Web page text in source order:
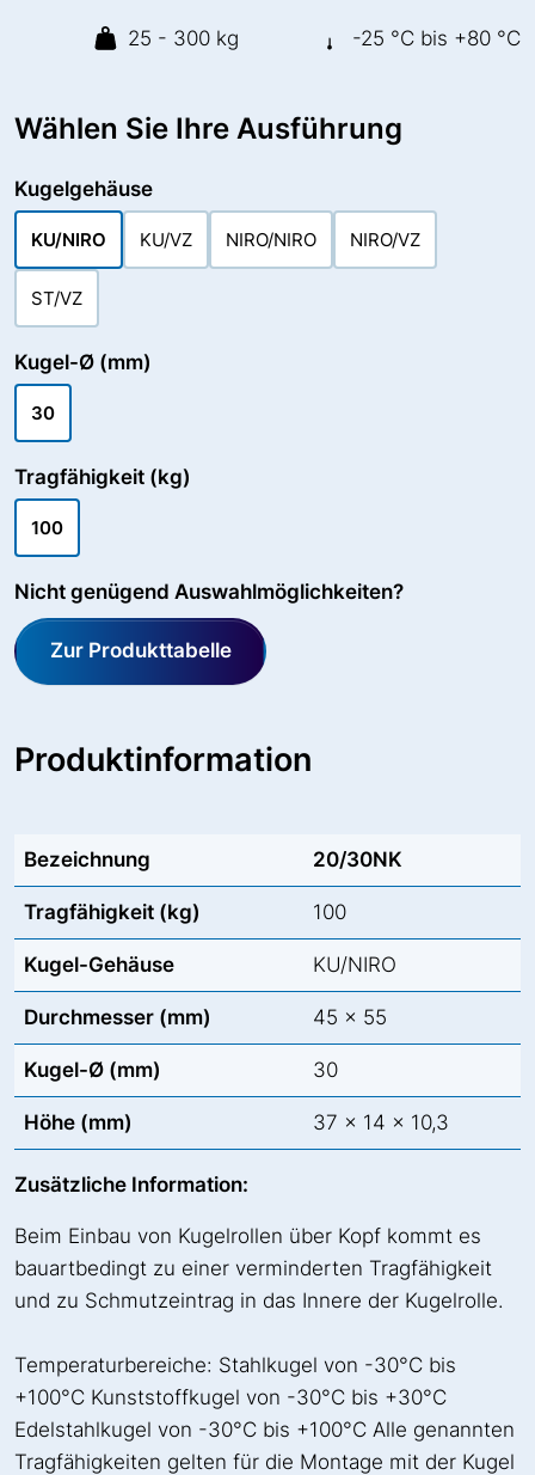
25 - 300 kg -25 °C bis +80 °C
Wählen Sie Ihre Ausführung
Kugelgehäuse
KU/NIRO KU/VZ NIRO/NIRO NIRO/VZ
ST/VZ
Kugel-Ø (mm)
30
Tragfähigkeit (kg)
100
Nicht genügend Auswahlmöglichkeiten?
Zur Produkttabelle
Produktinformation
Bezeichnung 20/30NK
Tragfähigkeit (kg) 100
Kugel-Gehäuse KU/NIRO
Durchmesser (mm) 45 x 55
Kugel-Ø (mm) 30
Höhe (mm) 37 x 14 x 10,3
Zusätzliche Information:
Beim Einbau von Kugelrollen über Kopf kommt es
bauartbedingt zu einer verminderten Tragfähigkeit
und zu Schmutzeintrag in das Innere der Kugelrolle.
Temperaturbereiche: Stahlkugel von -30°C bis
+100°C Kunststoffkugel von -30°C bis +30°C
Edelstahlkugel von -30°C bis +100°C Alle genannten
Tragfähigkeiten gelten für die Montage mit der Kugel